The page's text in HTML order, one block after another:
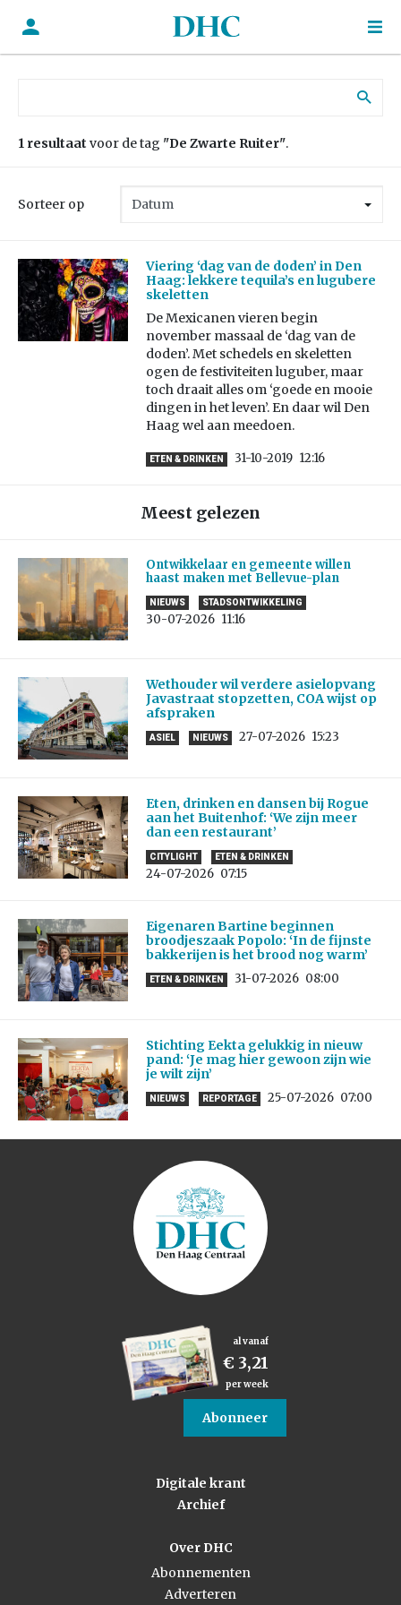
1 resultaat voor de tag "De Zwarte Ruiter".
Sorteer op
Viering ‘dag van de doden’ in Den
Haag: lekkere tequila’s en lugubere
skeletten
De Mexicanen vieren begin
november massaal de ‘dag van de
doden’. Met schedels en skeletten
ogen de festiviteiten luguber, maar
toch draait alles om ‘goede en mooie
dingen in het leven’. En daar wil Den
Haag wel aan meedoen.
ETEN & DRINKEN 31-10-2019 12:16
Meest gelezen
Ontwikkelaar en gemeente willen
haast maken met Bellevue-plan
NIEUWS STADSONTWIKKELING
30-07-2026 11:16
Wethouder wil verdere asielopvang
Javastraat stopzetten, COA wijst op
afspraken
ASIEL NIEUWS 27-07-2026 15:23
Eten, drinken en dansen bij Rogue
aan het Buitenhof: ‘We zijn meer
dan een restaurant’
CITYLIGHT ETEN & DRINKEN
24-07-2026 07:15
Eigenaren Bartine beginnen
broodjeszaak Popolo: ‘In de fijnste
bakkerijen is het brood nog warm’
ETEN & DRINKEN 31-07-2026 08:00
Stichting Eekta gelukkig in nieuw
pand: ‘Je mag hier gewoon zijn wie
je wilt zijn’
NIEUWS REPORTAGE 25-07-2026 07:00
al vanaf
€ 3,21
per week
Abonneer
Digitale krant
Archief
Over DHC
Abonnementen
Adverteren